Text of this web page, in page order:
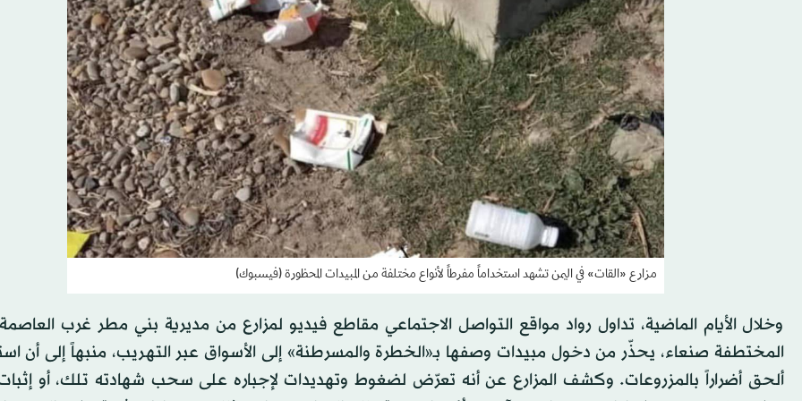
مزارع «القات» في اليمن تشهد استخداماً مفرطاً لأنواع مختلفة من المبيدات المحظورة (فيسبوك)
وخلال الأيام الماضية، تداول رواد مواقع التواصل الاجتماعي مقاطع فيديو لمزارع من مديرية بني مطر غرب العاصمة
المختطفة صنعاء، يحذّر من دخول مبيدات وصفها بـ«الخطرة والمسرطنة» إلى الأسواق عبر التهريب، منبهاً إلى أن
ألحق أضراراً بالمزروعات. وكشف المزارع عن أنه تعرّض لضغوط وتهديدات لإجباره على سحب شهادته تلك، أو